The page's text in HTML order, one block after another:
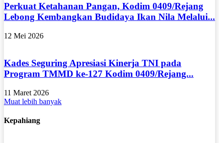
Perkuat Ketahanan Pangan, Kodim 0409/Rejang
Lebong Kembangkan Budidaya Ikan Nila Melalui...
12 Mei 2026
Kades Seguring Apresiasi Kinerja TNI pada
Program TMMD ke-127 Kodim 0409/Rejang...
11 Maret 2026
Muat lebih banyak
Kepahiang